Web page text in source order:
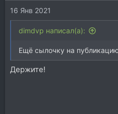
16 Янв 2021
dimdvp написал(а):
Ещё сылочку на
Держите!